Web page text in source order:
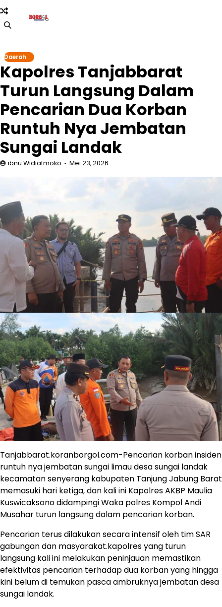
Skip
to
content
Daerah
Kapolres Tanjabbarat
Turun Langsung Dalam
Pencarian Dua Korban
Runtuh Nya Jembatan
Sungai Landak
ibnu Widiatmoko Mei 23, 2026
Tanjabbarat.koranborgol.com-Pencarian korban insiden
runtuh nya jembatan sungai limau desa sungai landak
kecamatan senyerang kabupaten Tanjung Jabung Barat
memasuki hari ketiga, dan kali ini Kapolres AKBP Maulia
Kuswicaksono didampingi Waka polres Kompol Andi
Musahar turun langsung dalam pencarian korban.
Pencarian terus dilakukan secara intensif oleh tim SAR
gabungan dan masyarakat.kapolres yang turun
langsung kali ini melakukan peninjauan memastikan
efektivitas pencarian terhadap dua korban yang hingga
kini belum di temukan pasca ambruknya jembatan desa
sungai landak.